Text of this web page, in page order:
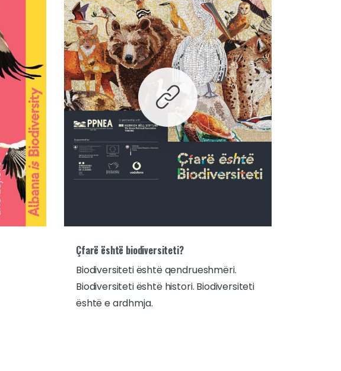
Çfarë është biodiversiteti?
Biodiversiteti është qendrueshmëri.
Biodiversiteti është histori. Biodiversiteti
është e ardhmja.